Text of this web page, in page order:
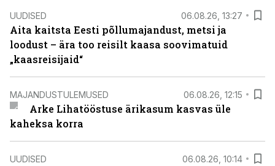
UUDISED 06.08.26, 13:27
Aita kaitsta Eesti põllumajandust, metsi ja
loodust – ära too reisilt kaasa soovimatuid
„kaasreisijaid“
MAJANDUSTULEMUSED 06.08.26, 12:15
Arke Lihatööstuse ärikasum kasvas üle
kaheksa korra
UUDISED 06.08.26, 10:14